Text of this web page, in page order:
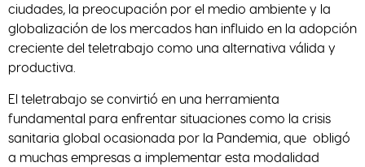
ciudades, la preocupación por el medio ambiente y la
globalización de los mercados han influido en la adopción
creciente del teletrabajo como una alternativa válida y
productiva.
El teletrabajo se convirtió en una herramienta
fundamental para enfrentar situaciones como la crisis
sanitaria global ocasionada por la Pandemia, que obligó
a muchas empresas a implementar esta modalidad